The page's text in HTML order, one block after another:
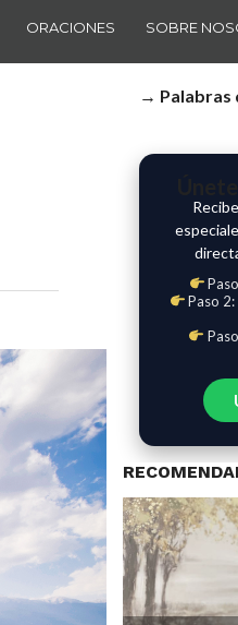
ORACIONES SOBRE
→ Palabras
Paso